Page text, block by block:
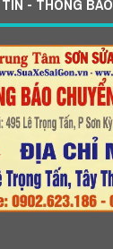
- THÔNG BÁO